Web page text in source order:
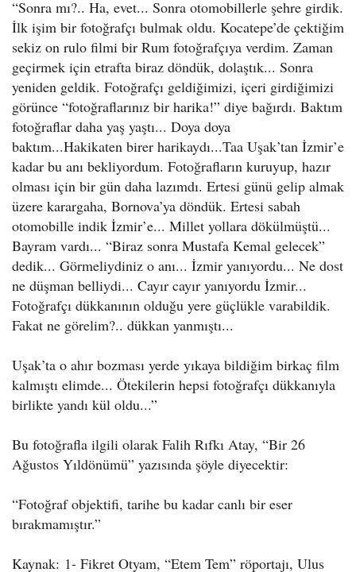
“Sonra mı?.. Ha, evet... Sonra otomobillerle şehre girdik.
İlk işim bir fotoğrafçı bulmak oldu. Kocatepe’de çektiğim
sekiz on rulo filmi bir Rum fotoğrafçıya verdim. Zaman
geçirmek için etrafta biraz döndük, dolaştık... Sonra
yeniden geldik. Fotoğrafçı geldiğimizi, içeri girdiğimizi
görünce “fotoğraflarınız bir harika!” diye bağırdı. Baktım
fotoğraflar daha yaş yaştı... Doya doya
baktım...Hakikaten birer harikaydı...Taa Uşak’tan İzmir’e
kadar bu anı bekliyordum. Fotoğrafların kuruyup, hazır
olması için bir gün daha lazımdı. Ertesi günü gelip almak
üzere karargaha, Bornova’ya döndük. Ertesi sabah
otomobille indik İzmir’e... Millet yollara dökülmüştü...
Bayram vardı... “Biraz sonra Mustafa Kemal gelecek”
dedik... Görmeliydiniz o anı... İzmir yanıyordu... Ne dost
ne düşman belliydi... Cayır cayır yanıyordu İzmir...
Fotoğrafçı dükkanının olduğu yere güçlükle varabildik.
Fakat ne görelim?.. dükkan yanmıştı...
Uşak’ta o ahır bozması yerde yıkaya bildiğim birkaç film
kalmıştı elimde... Ötekilerin hepsi fotoğrafçı dükkanıyla
birlikte yandı kül oldu...”
Bu fotoğrafla ilgili olarak Falih Rıfkı Atay, “Bir 26
Ağustos Yıldönümü” yazısında şöyle diyecektir:
“Fotoğraf objektifi, tarihe bu kadar canlı bir eser
bırakmamıştır.”
Kaynak: 1- Fikret Otyam, “Etem Tem” röportajı, Ulus